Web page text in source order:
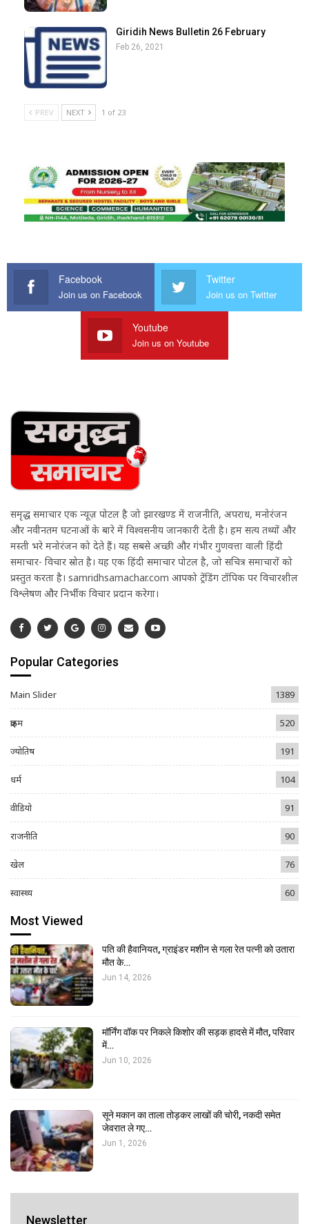
Giridih News Bulletin 26 February
Feb 26, 2021
PREV NEXT 1 of 23
Facebook
Join us on Facebook
Twitter
Join us on Twitter
Youtube
Join us on Youtube
समृद्ध समाचार एक न्यूज़ पोर्टल है जो झारखण्ड में राजनीति, अपराध, मनोरंजन
और नवीनतम घटनाओं के बारे में विश्वसनीय जानकारी देती है। हम सत्य तथ्यों और
मस्ती भरे मनोरंजन को देते हैं। यह सबसे अच्छी और गंभीर गुणवत्ता वाली हिंदी
समाचार- विचार स्रोत है। यह एक हिंदी समाचार पोर्टल है, जो सचित्र समाचारों को
प्रस्तुत करता है। samridhsamachar.com आपको ट्रेंडिंग टॉपिक पर विचारशील
विश्लेषण और निर्भीक विचार प्रदान करेगा।
Popular Categories
Main Slider 1389
क्राइम 520
ज्योतिष 191
धर्म 104
वीडियो 91
राजनीति 90
खेल 76
स्वास्थ्य 60
Most Viewed
पति की हैवानियत, ग्राइंडर मशीन से गला रेत पत्नी को उतारा
मौत के…
Jun 14, 2026
मॉर्निंग वॉक पर निकले किशोर की सड़क हादसे में मौत, परिवार
में…
Jun 10, 2026
सूने मकान का ताला तोड़कर लाखों की चोरी, नकदी समेत
जेवरात ले गए…
Jun 1, 2026
Newsletter